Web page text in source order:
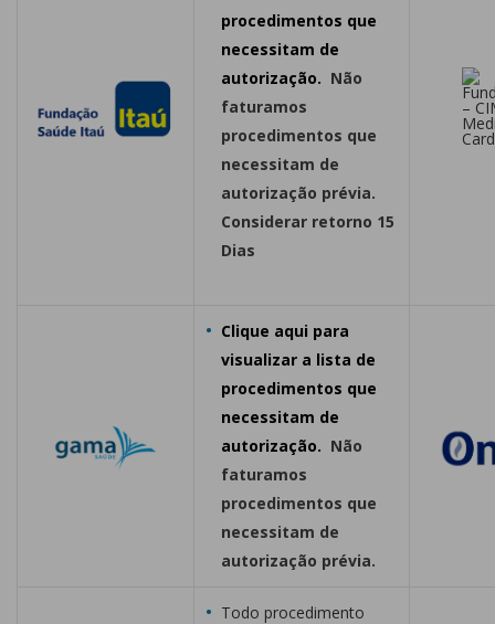
procedimentos que
necessitam de
autorização. Não
faturamos
procedimentos que
necessitam de
autorização prévia.
Considerar retorno 15
Dias
Clique aqui para
visualizar a lista de
procedimentos que
necessitam de
autorização. Não
faturamos
procedimentos que
necessitam de
autorização prévia.
Todo procedimento